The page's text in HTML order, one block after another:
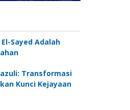
Sayed Adalah
Transformasi
Kunci Kejayaan